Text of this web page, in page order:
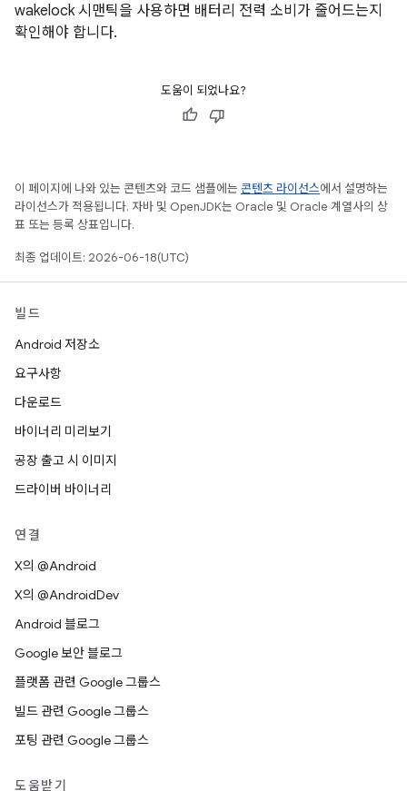
wakelock 시맨틱을 사용하면 배터리 전력 소비가 줄어드는지
확인해야 합니다.
도움이 되었나요?
이 페이지에 나와 있는 콘텐츠와 코드 샘플에는 콘텐츠 라이선스에서 설명하는
라이선스가 적용됩니다. 자바 및 OpenJDK는 Oracle 및 Oracle 계열사의 상
표 또는 등록 상표입니다.
최종 업데이트: 2026-06-18(UTC)
빌드
Android 저장소
요구사항
다운로드
바이너리 미리보기
공장 출고 시 이미지
드라이버 바이너리
연결
X의 @Android
X의 @AndroidDev
Android 블로그
Google 보안 블로그
플랫폼 관련 Google 그룹스
빌드 관련 Google 그룹스
포팅 관련 Google 그룹스
도움받기